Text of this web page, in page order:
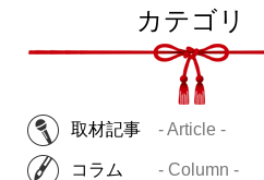
カテゴリ
取材記事 - Article -
コラム - Column -